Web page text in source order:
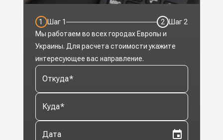
1 Шаг1 2 Шаг 2
Мы работаем во всех городах Европы и
Украины. Для расчета стоимости укажите
интересующее вас направление.
Откуда*
Куда*
Дата